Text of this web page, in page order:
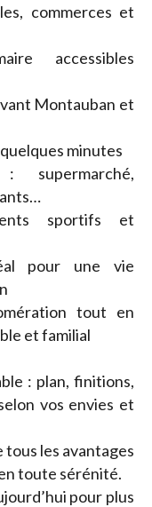
commerces et
accessibles
Montauban et
minutes
supermarché,
sportifs et
pour une vie
tout en
et familial
: plan, finitions,
vos envies et
les avantages
toute sérénité.
pour plus